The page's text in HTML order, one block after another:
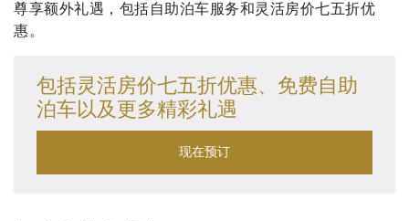
尊享额外礼遇，包括自助泊车服务和灵活房价七五折优
惠。
包括灵活房价七五折优惠、免费自助
泊车以及更多精彩礼遇
现在预订